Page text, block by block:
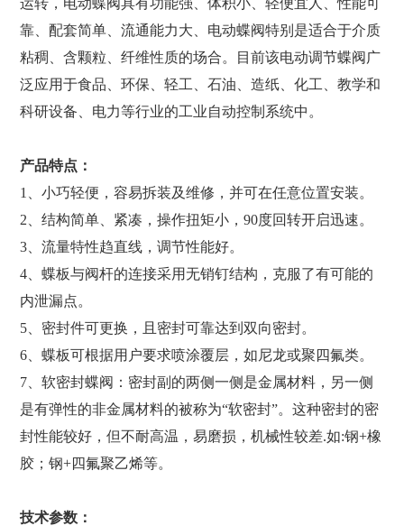
靠、配套简单、流通能力大、电动蝶阀特别是适合于介质
粘稠、含颗粒、纤维性质的场合。目前该电动调节蝶阀广
泛应用于食品、环保、轻工、石油、造纸、化工、教学和
科研设备、电力等行业的工业自动控制系统中。
产品特点：
1、小巧轻便，容易拆装及维修，并可在任意位置安装。
2、结构简单、紧凑，操作扭矩小，90度回转开启迅速。
3、流量特性趋直线，调节性能好。
4、蝶板与阀杆的连接采用无销钉结构，克服了有可能的
内泄漏点。
5、密封件可更换，且密封可靠达到双向密封。
6、蝶板可根据用户要求喷涂覆层，如尼龙或聚四氟类。
7、软密封蝶阀：密封副的两侧一侧是金属材料，另一侧
是有弹性的非金属材料的被称为“软密封”。这种密封的密
封性能较好，但不耐高温，易磨损，机械性较差.如:钢+橡
胶；钢+四氟聚乙烯等。
技术参数：